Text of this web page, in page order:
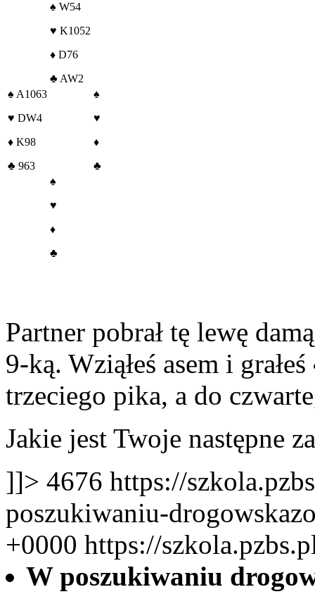
♠ W54
♥ K1052
♦ D76
♣ AW2
♠ A1063
♥ DW4
♦ K98
♣ 963
♠
♥
♦
♣
♠
♥
♦
♣
Partner pobrał tę lewę
9-ką. Wziąłeś asem i grałeś
trzeciego pika, a do
Jakie jest Twoje następne
]]> 4676 https://
poszukiwaniu-
+0000 https://
W poszukiwaniu